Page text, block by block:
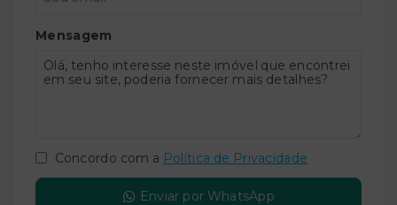
Mensagem
Concordo com a Política de Privacidade
Enviar por WhatsApp